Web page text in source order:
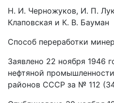
Н. И. Черножуков, И. П.
Клаповская и К. В. Бауман
Способ переработки
Заявлено 22 ноября 1946
нефтяной
районов СССР за № 112